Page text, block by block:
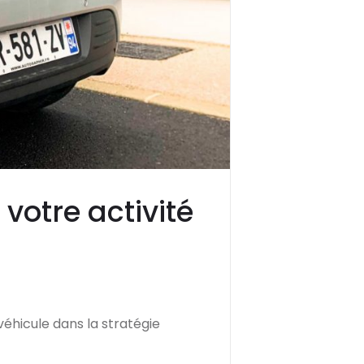
activité
dans la stratégie